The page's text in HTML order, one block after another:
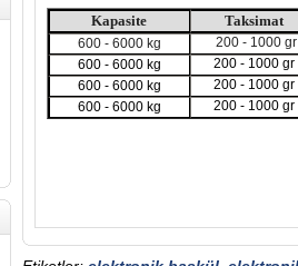
Kapasite Taksimat
600 - 6000 kg
200 - 1000 gr
600 - 6000 kg
200 - 1000 gr
600 - 6000 kg
200 - 1000 gr
600 - 6000 kg
200 - 1000 gr